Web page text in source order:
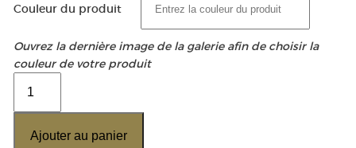
Couleur du produit
Ouvrez la dernière image de la galerie afin de choisir la
couleur de votre produit
de
Boucles
d'oreilles
Ajouter au panier